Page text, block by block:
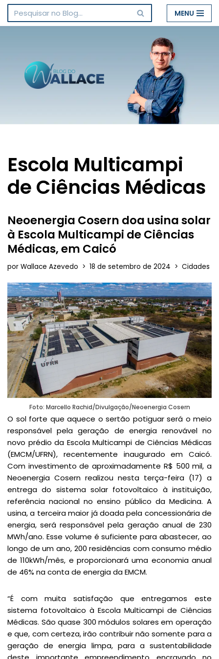
Pular
conteúdo
MENU
Escola Multicampi
de Ciências Médicas
Neoenergia Cosern doa usina solar
à Escola Multicampi de Ciências
Médicas, em Caicó
por Wallace Azevedo 18 de setembro de 2024 Cidades
Foto: Marcello Rachid/Divulgação/Neoenergia Cosern
O sol forte que aquece o sertão potiguar será o meio
responsável pela geração de energia renovável no
novo prédio da Escola Multicampi de Ciências Médicas
(EMCM/UFRN), recentemente inaugurado em Caicó.
Com investimento de aproximadamente R$ 500 mil, a
Neoenergia Cosern realizou nesta terça-feira (17) a
entrega do sistema solar fotovoltaico à instituição,
referência nacional no ensino público da Medicina. A
usina, a terceira maior já doada pela concessionária de
energia, será responsável pela geração anual de 230
MWh/ano. Esse volume é suficiente para abastecer, ao
longo de um ano, 200 residências com consumo médio
de 110kWh/mês, e proporcionará uma economia anual
de 46% na conta de energia da EMCM.
“É com muita satisfação que entregamos este
sistema fotovoltaico à Escola Multicampi de Ciências
Médicas. São quase 300 módulos solares em operação
e que, com certeza, irão contribuir não somente para a
geração de energia limpa, para a sustentabilidade